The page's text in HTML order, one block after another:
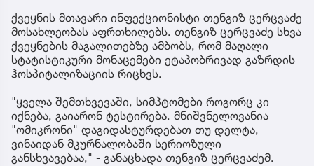
ქვეყნის მთავარი ინფექციონისტი თენგიზ ცერცვაძე
მოსახლეობას აფრთხილებს. თენგიზ ცერცვაძე სხვა
ქვეყნების მაგალითებზე ამბობს, რომ მაღალი
სტატისტიკური მონაცემები ეტაპობრივად გაზრდის
ჰოსპიტალიზაციის რიცხვს.
"ყველა შემთხვევაში, სიმპტომები როგორც კი
იქნება, გაიარონ ტესტირება. მნიშვნელოვანია
"ომიკრონი" დაგიდასტურდებათ თუ დელტა,
ვინაიდან მკურნალობაში სერიოზული
განსხვავებაა," - განაცხადა თენგიზ ცერცვაძემ.